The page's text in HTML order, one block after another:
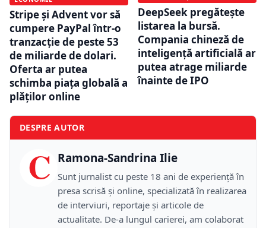
Stripe și Advent vor să
cumpere PayPal într-o
tranzacție de peste 53
de miliarde de dolari.
Oferta ar putea
schimba piața globală a
plăților online
DeepSeek pregătește
listarea la bursă.
Compania chineză de
inteligență artificială ar
putea atrage miliarde
înainte de IPO
DESPRE AUTOR
C Ramona-Sandrina Ilie
Sunt jurnalist cu peste 18 ani de experiență în
presa scrisă și online, specializată în realizarea
de interviuri, reportaje și articole de
actualitate. De-a lungul carierei, am colaborat